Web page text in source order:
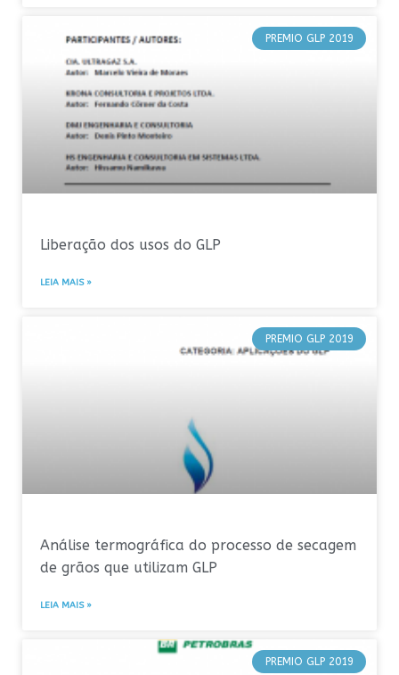
PREMIO GLP 2019
Liberação dos usos do GLP
LEIA MAIS »
PREMIO GLP 2019
Análise termográfica do processo de secagem
de grãos que utilizam GLP
LEIA MAIS »
PREMIO GLP 2019